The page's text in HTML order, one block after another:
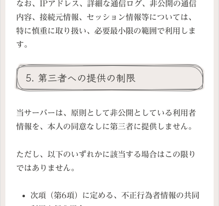
なお、IPアドレス、詳細な通信ログ、非公開の通信
内容、接続元情報、セッション情報等については、
特に慎重に取り扱い、必要最小限の範囲で利用しま
す。
5. 第三者への提供の制限
当サーバーは、原則として非公開としている利用者
情報を、本人の同意なしに第三者に提供しません。
ただし、以下のいずれかに該当する場合はこの限り
ではありません。
次項（第6項）に定める、不正行為者情報の共同